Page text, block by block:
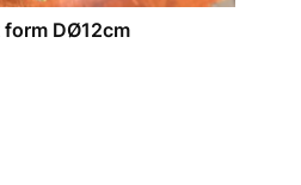
scindapsus treubii dark form DØ12cm